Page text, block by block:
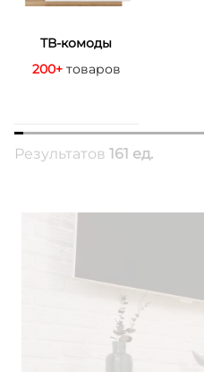
ТВ-комоды
200+ товаров
Результатов 161 ед.